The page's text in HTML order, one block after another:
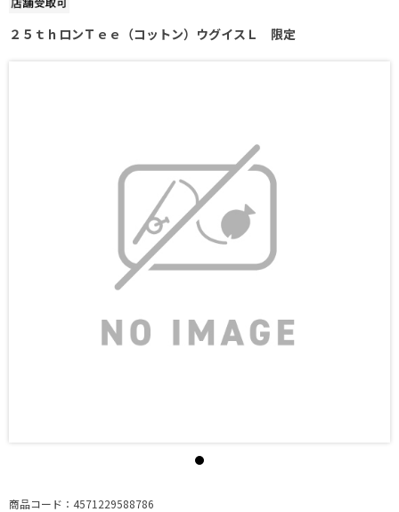
２５ｔｈロンＴｅｅ（コットン）ウグイスＬ 限定
商品コード：4571229588786